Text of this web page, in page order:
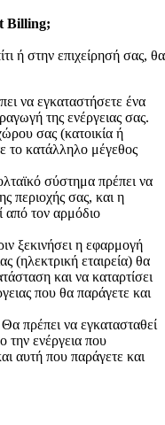
Billing;
ή στην επιχείρησή σας, θα
να εγκαταστήσετε ένα
της ενέργειας σας.
σας (κατοικία ή
το κατάλληλο μέγεθος
σύστημα πρέπει να
περιοχής σας, και η
από τον αρμόδιο
ξεκινήσει η εφαρμογή
(ηλεκτρική εταιρεία) θα
και να καταρτίσει
που θα παράγετε και
πρέπει να εγκατασταθεί
την ενέργεια που
αυτή που παράγετε και